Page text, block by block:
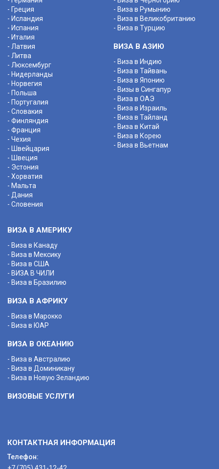
- Греция
- Исландия
- Испания
- Италия
- Латвия
- Литва
- Люксембург
- Нидерланды
- Норвегия
- Польша
- Португалия
- Словакия
- Финляндия
- Франция
- Чехия
- Швейцария
- Швеция
- Эстония
- Хорватия
- Мальта
- Дания
- Словения
- Виза в Румынию
- Виза в Великобританию
- Виза в Турцию
ВИЗА В АЗИЮ
- Виза в Индию
- Виза в Тайвань
- Виза в Японию
- Визы в Сингапур
- Виза в ОАЭ
- Виза в Израиль
- Виза в Тайланд
- Виза в Китай
- Виза в Корею
- Виза в Вьетнам
ВИЗА В АМЕРИКУ
- Виза в Канаду
- Виза в Мексику
- Виза в США
- ВИЗА В ЧИЛИ
- Виза в Бразилию
ВИЗА В АФРИКУ
- Виза в Марокко
- Виза в ЮАР
ВИЗА В ОКЕАНИЮ
- Виза в Австралию
- Виза в Доминикану
- Виза в Новую Зеландию
ВИЗОВЫЕ УСЛУГИ
КОНТАКТНАЯ ИНФОРМАЦИЯ
Телефон: